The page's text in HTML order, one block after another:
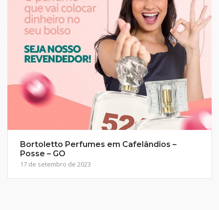
Bortoletto Perfumes em Cafelândios –
Posse – GO
17 de setembro de 2023